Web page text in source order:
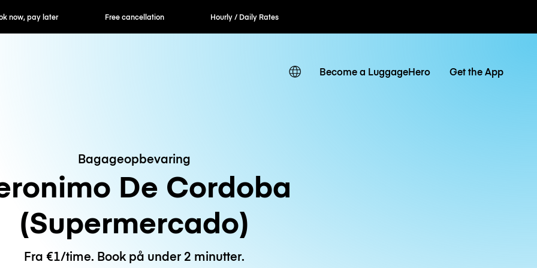
now, pay later Free cancellation Hourly / Daily Rates
Become a LuggageHero Get the App
Bagageopbevaring
De Cordoba
(Supermercado)
Fra €1/time. Book på under 2 minutter.